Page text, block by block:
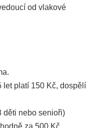
od vlakové
let platí 150 Kč, dospělí
děti nebo senioři)
za 500 Kč.